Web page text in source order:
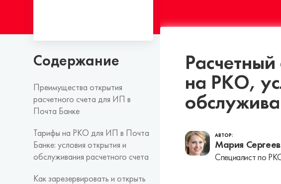
Содержание
Преимущества открытия
расчетного счета для ИП в
Почта Банке
Тарифы на РКО для ИП в Почта
Банке: условия открытия и
обслуживания расчетного счета
Как зарезервировать и открыть
на РКО,
АВТОР:
Мария
Специалист по